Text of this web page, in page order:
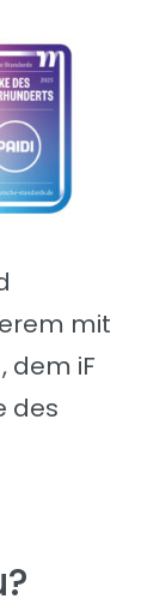
mit
dem iF
des